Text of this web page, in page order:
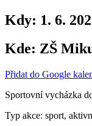
Kdy: 1. 6.
Kde: ZŠ
Přidat do Google
Sportovní vycházka
Typ akce: sport,